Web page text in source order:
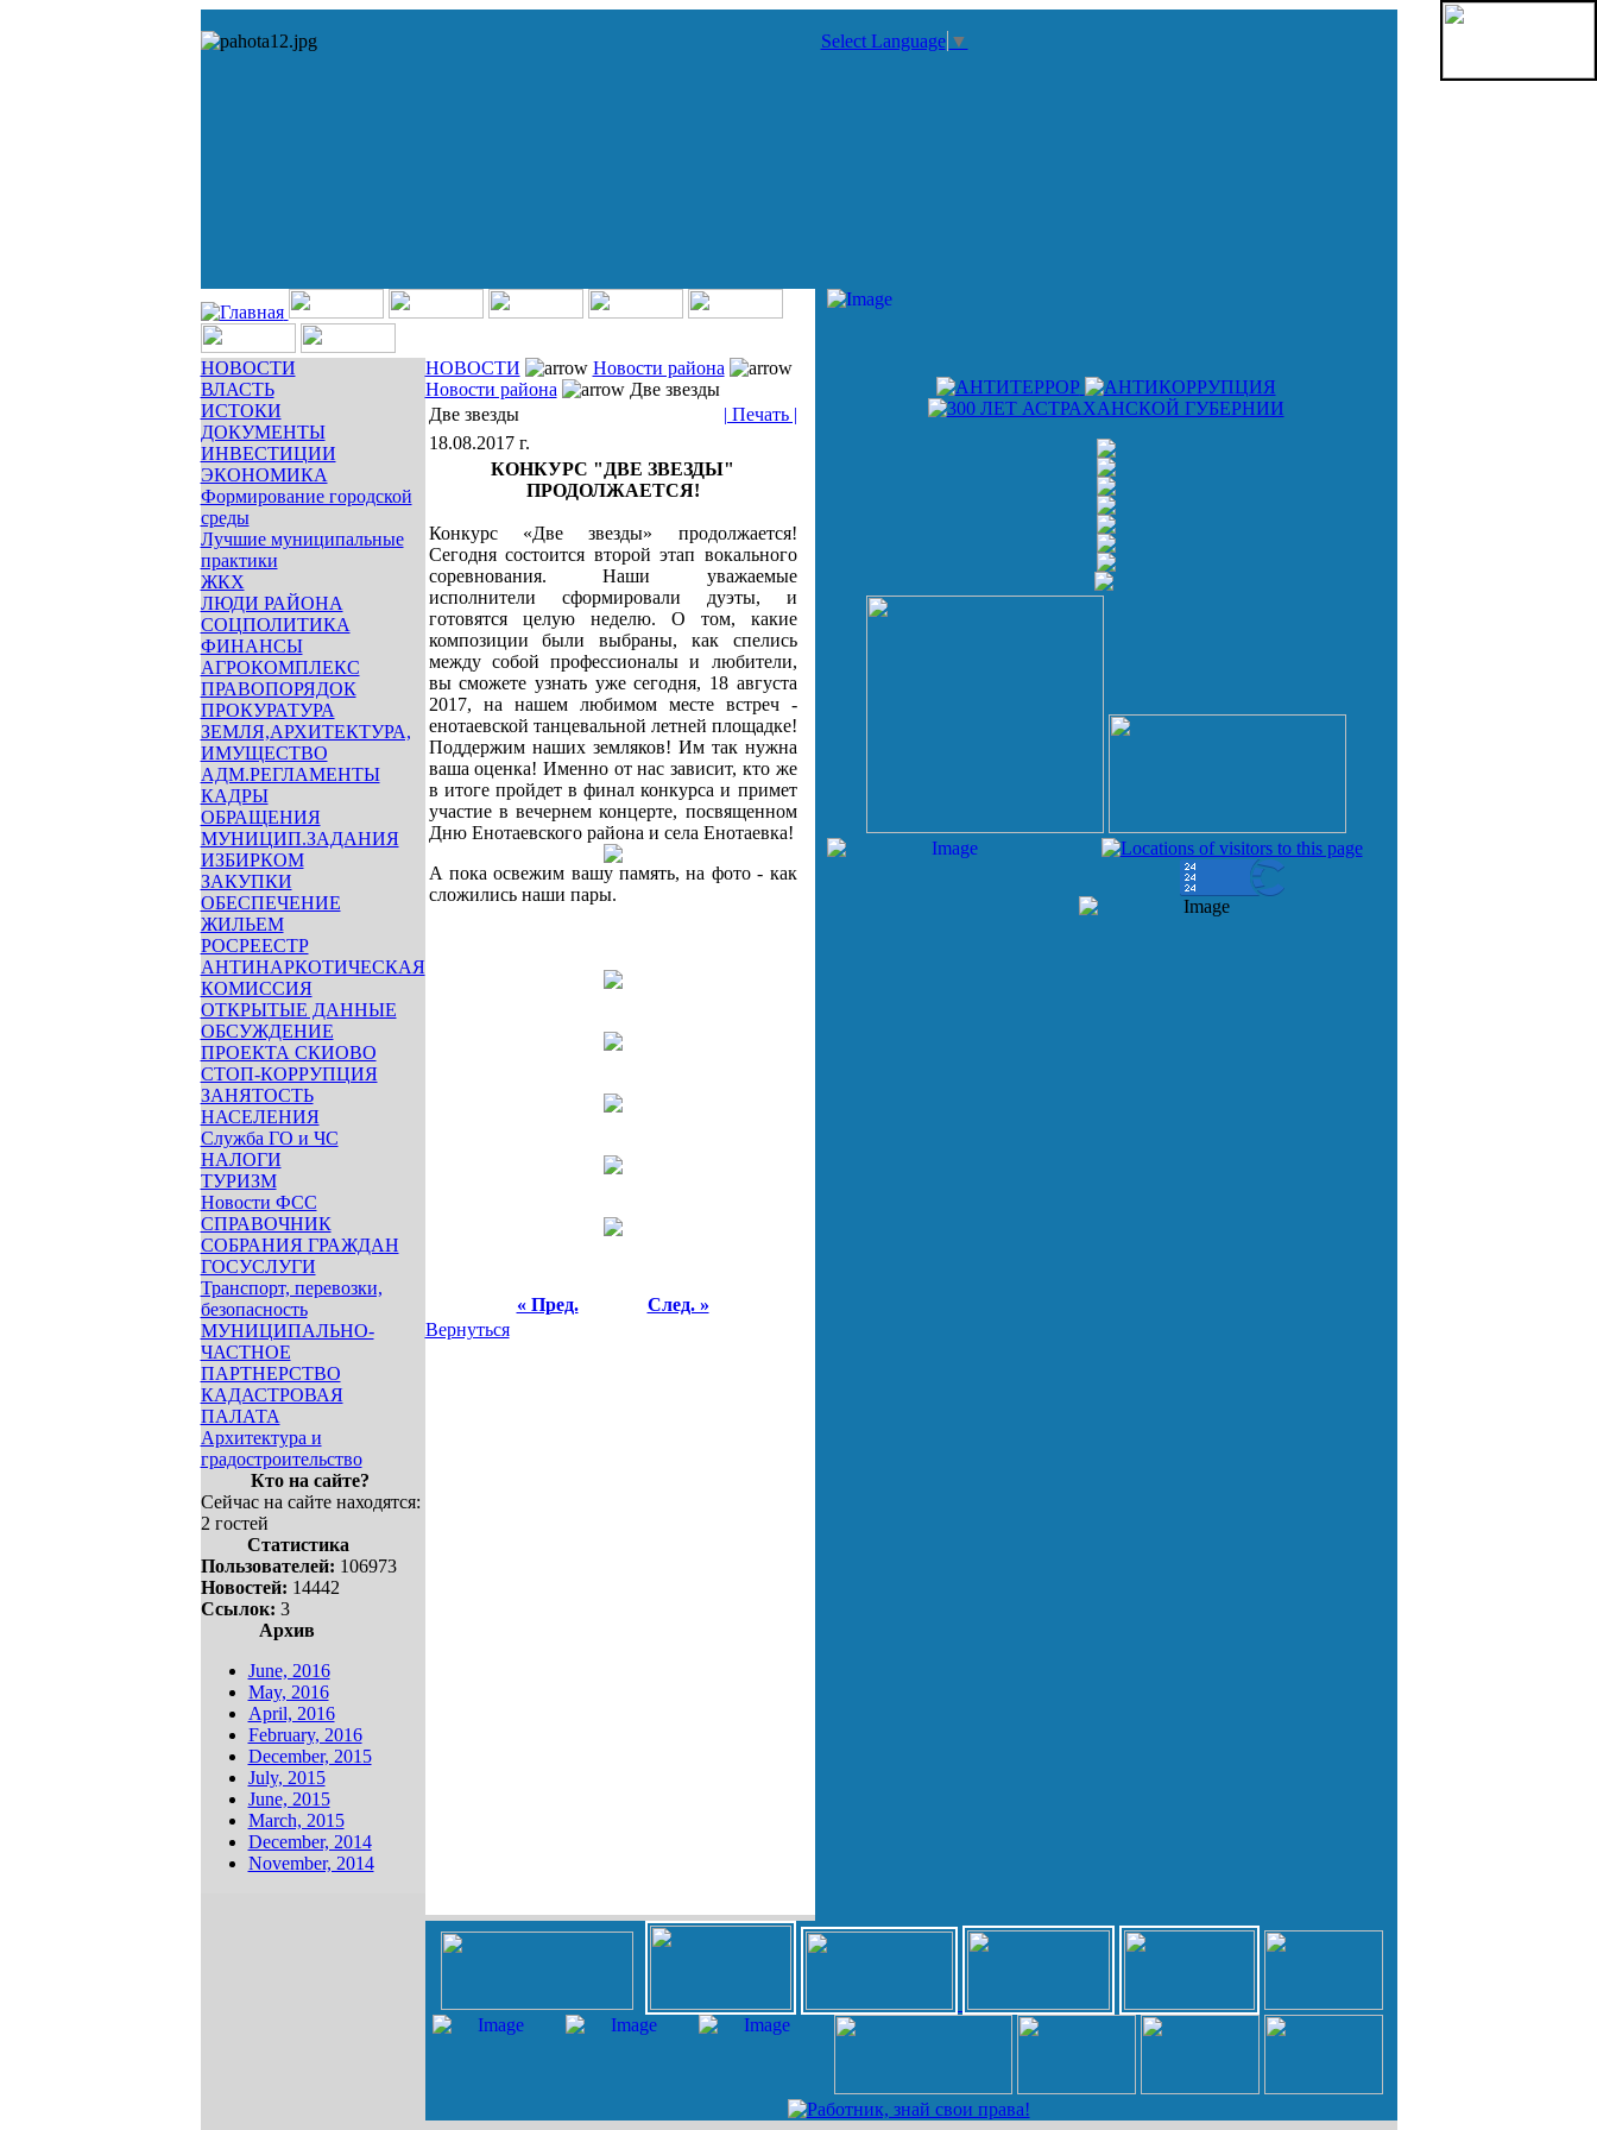
Select Language ▼
НОВОСТИ
ВЛАСТЬ
ИСТОКИ
ДОКУМЕНТЫ
ИНВЕСТИЦИИ
ЭКОНОМИКА
Формирование городской
среды
Лучшие муниципальные
практики
ЖКХ
ЛЮДИ РАЙОНА
СОЦПОЛИТИКА
ФИНАНСЫ
АГРОКОМПЛЕКС
ПРАВОПОРЯДОК
ПРОКУРАТУРА
ЗЕМЛЯ,АРХИТЕКТУРА,
ИМУЩЕСТВО
АДМ.РЕГЛАМЕНТЫ
КАДРЫ
ОБРАЩЕНИЯ
МУНИЦИП.ЗАДАНИЯ
ИЗБИРКОМ
ЗАКУПКИ
ОБЕСПЕЧЕНИЕ
ЖИЛЬЕМ
РОСРЕЕСТР
АНТИНАРКОТИЧЕСКАЯ
КОМИССИЯ
ОТКРЫТЫЕ ДАННЫЕ
ОБСУЖДЕНИЕ
ПРОЕКТА СКИОВО
СТОП-КОРРУПЦИЯ
ЗАНЯТОСТЬ
НАСЕЛЕНИЯ
Служба ГО и ЧС
НАЛОГИ
ТУРИЗМ
Новости ФСС
СПРАВОЧНИК
СОБРАНИЯ ГРАЖДАН
ГОСУСЛУГИ
Транспорт, перевозки,
безопасность
МУНИЦИПАЛЬНО-
ЧАСТНОЕ
ПАРТНЕРСТВО
КАДАСТРОВАЯ
ПАЛАТА
Архитектура и
градостроительство
Кто на сайте?
Сейчас на сайте находятся:
2 гостей
Статистика
Пользователей: 106973
Новостей: 14442
Ссылок: 3
Архив
June, 2016
May, 2016
April, 2016
February, 2016
December, 2015
July, 2015
June, 2015
March, 2015
December, 2014
November, 2014
НОВОСТИ
Новости района
Новости района
Две звезды
Две звезды
| Печать |
18.08.2017 г.
КОНКУРС "ДВЕ ЗВЕЗДЫ"
ПРОДОЛЖАЕТСЯ!
Конкурс «Две звезды» продолжается!
Сегодня состоится второй этап вокального
соревнования. Наши уважаемые
исполнители сформировали дуэты, и
готовятся целую неделю. О том, какие
композиции были выбраны, как спелись
между собой профессионалы и любители,
вы сможете узнать уже сегодня, 18 августа
2017, на нашем любимом месте встреч -
енотаевской танцевальной летней площадке!
Поддержим наших земляков! Им так нужна
ваша оценка! Именно от нас зависит, кто же
в итоге пройдет в финал конкурса и примет
участие в вечернем концерте, посвященном
Дню Енотаевского района и села Енотаевка!
А пока освежим вашу память, на фото - как
сложились наши пары.
« Пред.
След. »
Вернуться